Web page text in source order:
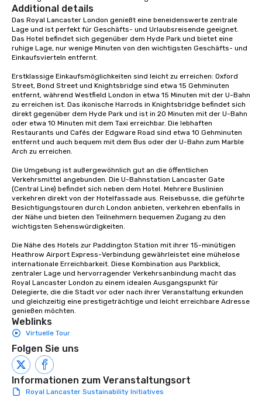
Additional details
Das Royal Lancaster London genießt eine beneidenswerte zentrale
Lage und ist perfekt für Geschäfts- und Urlaubsreisende geeignet.
Das Hotel befindet sich gegenüber dem Hyde Park und bietet eine
ruhige Lage, nur wenige Minuten von den wichtigsten Geschäfts- und
Einkaufsvierteln entfernt.
Erstklassige Einkaufsmöglichkeiten sind leicht zu erreichen: Oxford
Street, Bond Street und Knightsbridge sind etwa 15 Gehminuten
entfernt, während Westfield London in etwa 15 Minuten mit der U-Bahn
zu erreichen ist. Das ikonische Harrods in Knightsbridge befindet sich
direkt gegenüber dem Hyde Park und ist in 20 Minuten mit der U-Bahn
oder etwa 10 Minuten mit dem Taxi erreichbar. Die lebhaften
Restaurants und Cafés der Edgware Road sind etwa 10 Gehminuten
entfernt und auch bequem mit dem Bus oder der U-Bahn zum Marble
Arch zu erreichen.
Die Umgebung ist außergewöhnlich gut an die öffentlichen
Verkehrsmittel angebunden. Die U-Bahnstation Lancaster Gate
(Central Line) befindet sich neben dem Hotel. Mehrere Buslinien
verkehren direkt von der Hotelfassade aus. Reisebusse, die geführte
Besichtigungstouren durch London anbieten, verkehren ebenfalls in
der Nähe und bieten den Teilnehmern bequemen Zugang zu den
wichtigsten Sehenswürdigkeiten.
Die Nähe des Hotels zur Paddington Station mit ihrer 15-minütigen
Heathrow Airport Express-Verbindung gewährleistet eine mühelose
internationale Erreichbarkeit. Diese Kombination aus Parkblick,
zentraler Lage und hervorragender Verkehrsanbindung macht das
Royal Lancaster London zu einem idealen Ausgangspunkt für
Delegierte, die die Stadt vor oder nach ihrer Veranstaltung erkunden
und gleichzeitig eine prestigeträchtige und leicht erreichbare Adresse
genießen möchten.
Weblinks
Virtuelle Tour
Folgen Sie uns
Informationen zum Veranstaltungsort
Royal Lancaster Sustainability Initiatives